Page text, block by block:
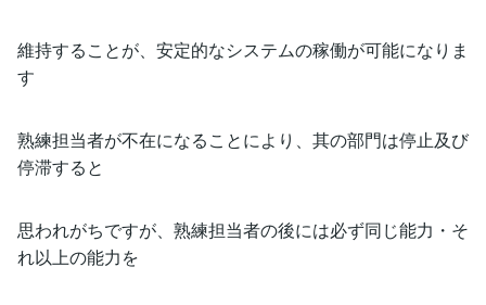
維持することが、安定的なシステムの稼働が可能になりま
す
熟練担当者が不在になることにより、其の部門は停止及び
停滞すると
思われがちですが、熟練担当者の後には必ず同じ能力・そ
れ以上の能力を